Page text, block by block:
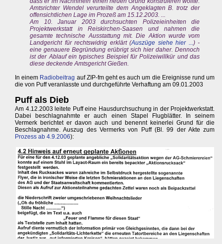
Amtsrichter Wendel verurteilte dem Angeklagten B. trotz der
offensichtlichen Lage im Prozeß am 15.12.2003. ...
Am 10. Januar 2003 durchsuchten Polizeieinheiten die
Projektwerkstatt in Reiskirchen-Saasen und nahmen die
gesamte technische Ausstattung mit. Die Aktion wurde vom
Landgericht für rechtswidrig erklärt (Auszüge siehe hier ...) -
eine genauere Begründung erübrigt sich hier daher. Dennoch
ist der Ablauf ein typisches Beispiel für Polizeiwillkür und das
diese deckende Amtsgericht Gießen.
In einem Radiobeitrag auf ZIP-fm geht es auch um die Ereignisse rund um
die von Puff veranlasste und durchgeführte Verhaftung am 09.01.2003
Puff als Dieb
Am 4.12.2003 leitete Puff eine Hausdurchsuchung in der Projektwerkstatt.
Dabei beschlagnahmte er auch einen Stapel Flugblätter. In seinem
Vermerk berichtet er davon auch und benennt keinerlei Grund für die
Beschlagnahme. Auszug des Vermerks von Puff (Bl. 99 der Akte zum
Prozess ab 4.9.2006):